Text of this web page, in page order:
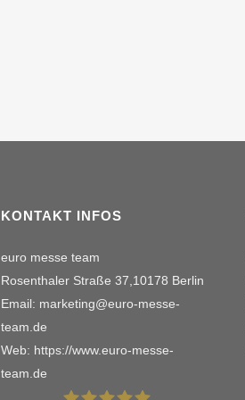
KONTAKT INFOS
euro messe team
Rosenthaler Straße 37,10178 Berlin
Email: marketing@euro-messe-
team.de
Web: https://www.euro-messe-
team.de